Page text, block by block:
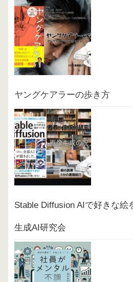
ヤングケアラーの歩き方
Stable Diffusion AIで好きな絵
生成AI研究会